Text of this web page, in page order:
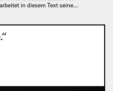
in diesem Text seine…